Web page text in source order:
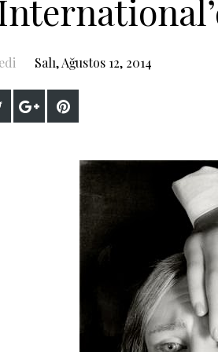
Salı, Ağustos 12, 2014